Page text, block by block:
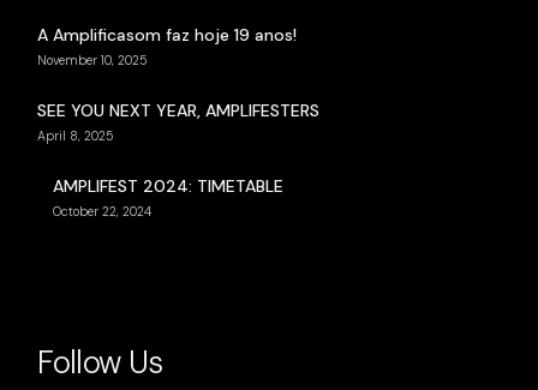
A Amplificasom faz hoje 19 anos!
November 10, 2025
SEE YOU NEXT YEAR, AMPLIFESTERS
April 8, 2025
AMPLIFEST 2024: TIMETABLE
October 22, 2024
Follow Us